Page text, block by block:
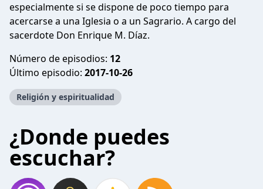
especialmente si se dispone de poco tiempo para
acercarse a una Iglesia o a un Sagrario. A cargo del
sacerdote Don Enrique M. Díaz.
Número de episodios: 12
Último episodio: 2017-10-26
Religión y espiritualidad
¿Donde puedes
escuchar?